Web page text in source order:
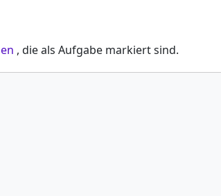
, die als Aufgabe markiert sind.